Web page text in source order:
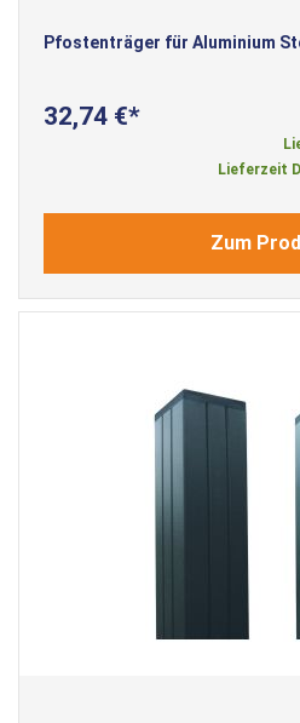
Pfostenträger für Aluminium
32,74 €
Lieferzeit
Zum